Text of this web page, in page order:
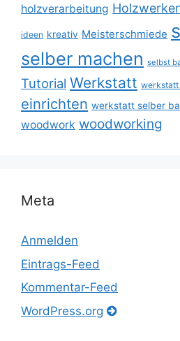
holzverarbeitung
ideen kreativ Meisterschmiede
selber machen selbst
Tutorial Werkstatt werkstatt
einrichten werkstatt selber
woodwork woodworking
Meta
Anmelden
Eintrags-Feed
Kommentar-Feed
WordPress.org